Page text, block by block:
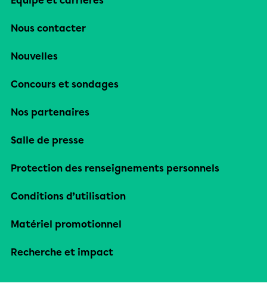
Nous contacter
Nouvelles
Concours et sondages
Nos partenaires
Salle de presse
Protection des renseignements personnels
Conditions d’utilisation
Matériel promotionnel
Recherche et impact